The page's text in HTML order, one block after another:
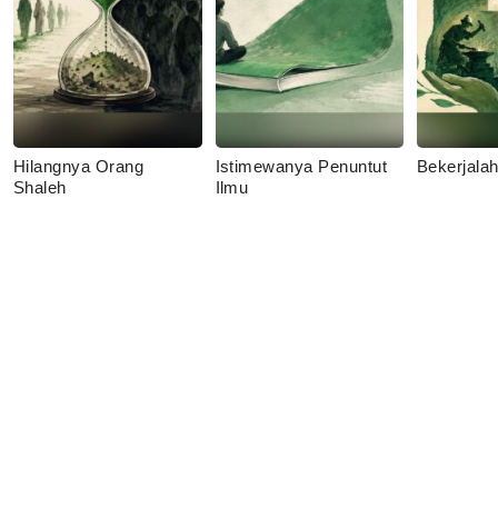
Hilangnya Orang
Shaleh
Istimewanya Penuntut
Ilmu
Bekerjalah